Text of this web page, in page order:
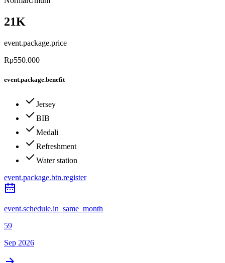
21K
event.package.price
Rp550.000
event.package.benefit
Jersey
BIB
Medali
Refreshment
Water station
event.package.btn.register
event.schedule.in_same_month
59
Sep 2026